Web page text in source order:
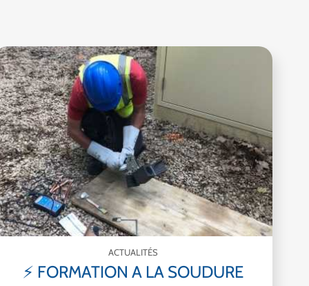
ACTUALITÉS
⚡ FORMATION A LA SOUDURE